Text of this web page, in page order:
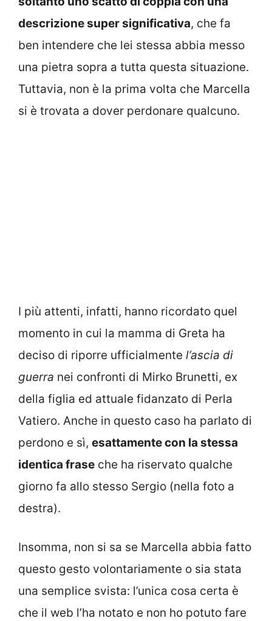
descrizione super significativa, che fa
ben intendere che lei stessa abbia messo
una pietra sopra a tutta questa situazione.
Tuttavia, non è la prima volta che Marcella
si è trovata a dover perdonare qualcuno.
I più attenti, infatti, hanno ricordato quel
momento in cui la mamma di Greta ha
deciso di riporre ufficialmente l’ascia di
guerra nei confronti di Mirko Brunetti, ex
della figlia ed attuale fidanzato di Perla
Vatiero. Anche in questo caso ha parlato di
perdono e sì, esattamente con la stessa
identica frase che ha riservato qualche
giorno fa allo stesso Sergio (nella foto a
destra).
Insomma, non si sa se Marcella abbia fatto
questo gesto volontariamente o sia stata
una semplice svista: l’unica cosa certa è
che il web l’ha notato e non ho potuto fare